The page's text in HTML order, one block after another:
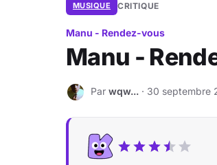
MUSIQUE CRITIQUE
Manu - Rendez-vous
Manu -
W Par wqw... · 30 septembre